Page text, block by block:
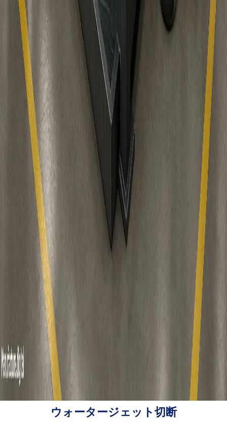
ウォータージェット切断